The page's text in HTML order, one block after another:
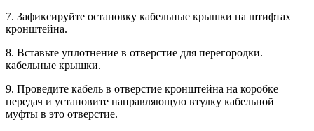
7. Зафиксируйте остановку кабельные крышки на штифтах
кронштейна.
8. Вставьте уплотнение в отверстие для перегородки.
кабельные крышки.
9. Проведите кабель в отверстие кронштейна на коробке
передач и установите направляющую втулку кабельной
муфты в это отверстие.